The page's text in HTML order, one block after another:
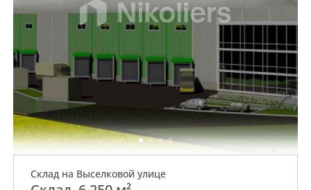
Склад на Выселковой улице